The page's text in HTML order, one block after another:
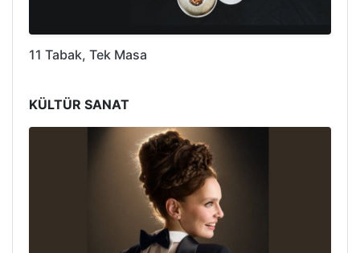
11 Tabak, Tek Masa
KÜLTÜR SANAT